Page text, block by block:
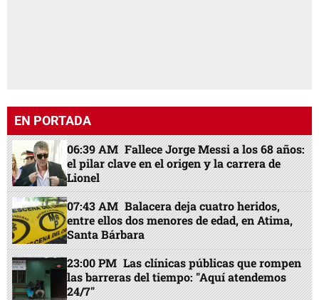
EN PORTADA
06:39 AM Fallece Jorge Messi a los 68 años:
el pilar clave en el origen y la carrera de
Lionel
07:43 AM Balacera deja cuatro heridos,
entre ellos dos menores de edad, en Atima,
Santa Bárbara
23:00 PM Las clínicas públicas que rompen
las barreras del tiempo: "Aquí atendemos
24/7"